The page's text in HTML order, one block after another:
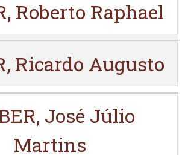
Roberto Raphael
Ricardo Augusto
José Júlio
Martins